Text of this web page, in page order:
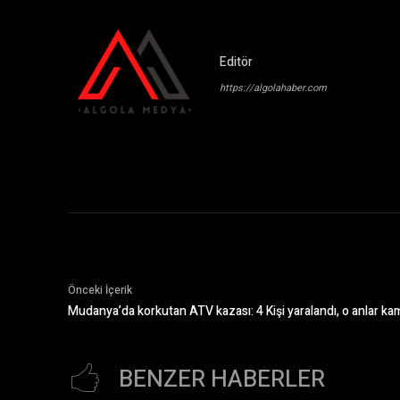
Editör
https://algolahaber.com
Önceki İçerik
Mudanya’da korkutan ATV kazası: 4 Kişi yaralandı, o anlar
BENZER HABERLER